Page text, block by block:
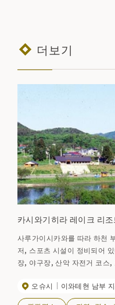
더보기
카시와기히라 레이크 리조
사루가이시카와를 따라 하천
저, 스포츠 시설이 정비되어
장, 야구장, 산악 자전거 코스,
오슈시 이와테현 남부